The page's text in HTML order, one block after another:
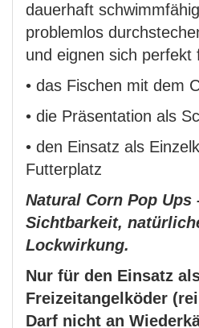
dauerhaft
problemlos
und eignen sich perfekt
• das Fischen mit dem
• die Präsentation als
• den Einsatz als
Futterplatz
Natural Corn Pop Ups
Sichtbarkeit,
Lockwirkung.
Nur für den Einsatz
Freizeitangelköder
Darf nicht an